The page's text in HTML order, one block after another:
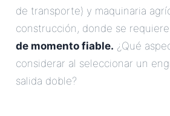
de transporte) y maquinaria
construcción, donde se
de momento fiable. ¿Qué
considerar al seleccionar un
salida doble?